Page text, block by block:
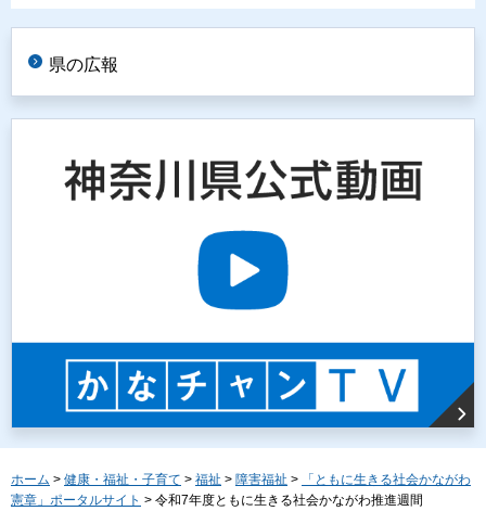
県の広報
ホーム > 健康・福祉・子育て > 福祉 > 障害福祉 >
「ともに生きる社会かながわ
憲章」ポータルサイト > 令和7年度ともに生きる社会かながわ推進週間